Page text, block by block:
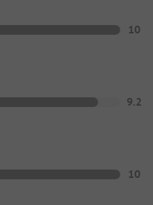
10
9.2
10